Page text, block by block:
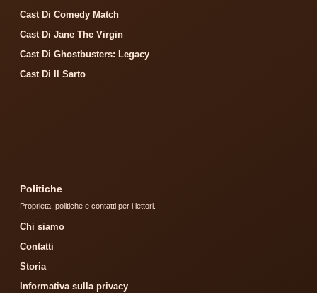
Cast Di Comedy Match
Cast Di Jane The Virgin
Cast Di Ghostbusters: Legacy
Cast Di Il Sarto
Politiche
Proprieta, politiche e contatti per i lettori.
Chi siamo
Contatti
Storia
Informativa sulla privacy